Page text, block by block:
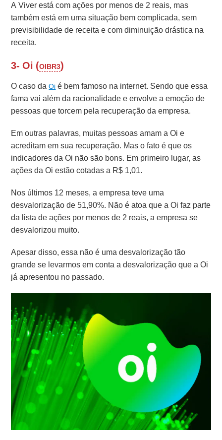
A Viver está com ações por menos de 2 reais, mas
também está em uma situação bem complicada, sem
previsibilidade de receita e com diminuição drástica na
receita.
3- Oi (OIBR3)
O caso daOi é bem famoso na internet. Sendo que essa
fama vai além da racionalidade e envolve a emoção de
pessoas que torcem pela recuperação da empresa.
Em outras palavras, muitas pessoas amam a Oi e
acreditam em sua recuperação. Mas o fato é que os
indicadores da Oi não são bons. Em primeiro lugar, as
ações da Oi estão cotadas a R$ 1,01.
Nos últimos 12 meses, a empresa teve uma
desvalorização de 51,90%. Não é atoa que a Oi faz parte
da lista de ações por menos de 2 reais, a empresa se
desvalorizou muito.
Apesar disso, essa não é uma desvalorização tão
grande se levarmos em conta a desvalorização que a Oi
já apresentou no passado.